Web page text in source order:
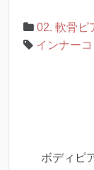
02. 軟骨ピ
インナーコ
ボディピ